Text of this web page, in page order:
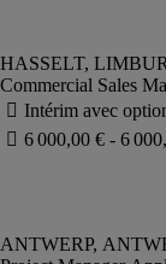
Commercial Sales